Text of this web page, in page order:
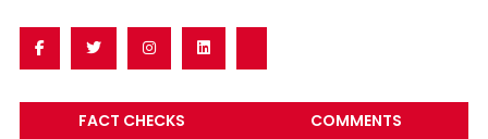
FACT CHECKS COMMENTS